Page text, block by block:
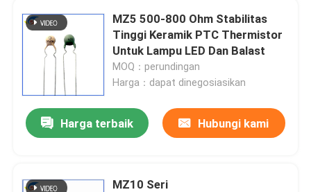
MZ5 500-800 Ohm Stabilitas
Tinggi Keramik PTC Thermistor
Untuk Lampu LED Dan Balast
MOQ：perundingan
Harga：dapat dinegosiasikan
Harga terbaik Hubungi kami
MZ10 Seri